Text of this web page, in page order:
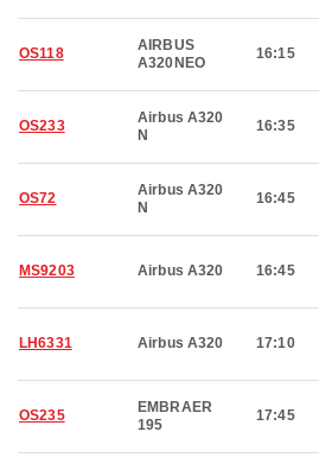
OS118
AIRBUS
A320NEO
16:15
OS233
Airbus A320
N
16:35
OS72
Airbus A320
N
16:45
MS9203 Airbus A320 16:45
LH6331 Airbus A320 17:10
OS235
EMBRAER
195
17:45